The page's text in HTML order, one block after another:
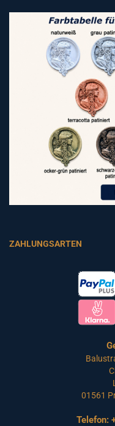
ZAHLUNGSARTEN
01561
Telefon: